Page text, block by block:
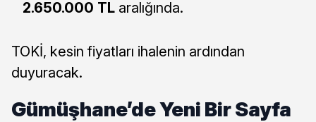
2.650.000 TL aralığında.
TOKİ, kesin fiyatları ihalenin ardından
duyuracak.
Gümüşhane’de Yeni Bir Sayfa